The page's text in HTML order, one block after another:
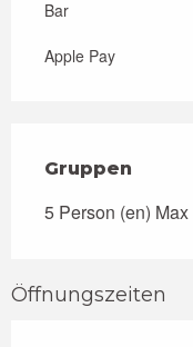
Bar
Apple Pay
Gruppen
Gruppen
5 Person (en) Max
Öffnungszeiten